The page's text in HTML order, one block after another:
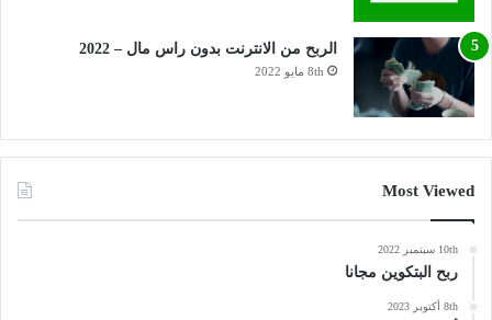
الربح من الانترنت بدون راس مال – 2022
8th مايو 2022
Most Viewed
10th سبتمبر 2022
ربح البتكوين مجانا
8th أكتوبر 2023